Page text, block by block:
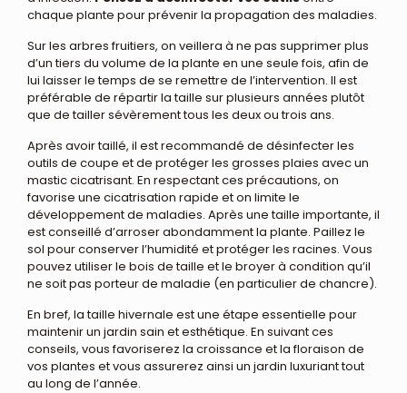
chaque plante pour prévenir la propagation des maladies.
Sur les arbres fruitiers, on veillera à ne pas supprimer plus
d’un tiers du volume de la plante en une seule fois, afin de
lui laisser le temps de se remettre de l’intervention. Il est
préférable de répartir la taille sur plusieurs années plutôt
que de tailler sévèrement tous les deux ou trois ans.
Après avoir taillé, il est recommandé de désinfecter les
outils de coupe et de protéger les grosses plaies avec un
mastic cicatrisant. En respectant ces précautions, on
favorise une cicatrisation rapide et on limite le
développement de maladies. Après une taille importante, il
est conseillé d’arroser abondamment la plante. Paillez le
sol pour conserver l’humidité et protéger les racines. Vous
pouvez utiliser le bois de taille et le broyer à condition qu’il
ne soit pas porteur de maladie (en particulier de chancre).
En bref, la taille hivernale est une étape essentielle pour
maintenir un jardin sain et esthétique. En suivant ces
conseils, vous favoriserez la croissance et la floraison de
vos plantes et vous assurerez ainsi un jardin luxuriant tout
au long de l’année.